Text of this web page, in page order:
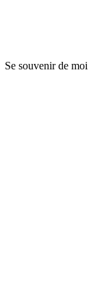
Se souvenir de moi